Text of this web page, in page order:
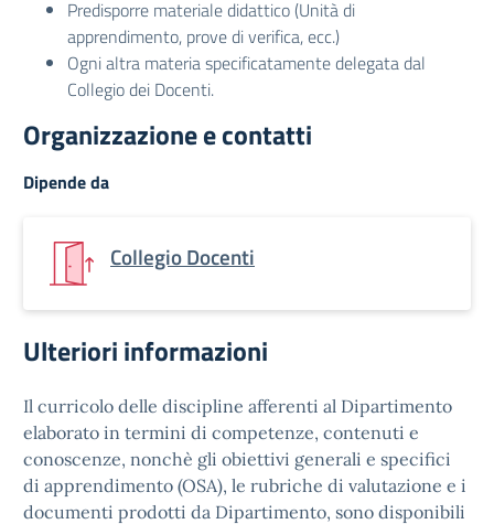
Predisporre materiale didattico (Unità di
apprendimento, prove di verifica, ecc.)
Ogni altra materia specificatamente delegata dal
Collegio dei Docenti.
Organizzazione e contatti
Dipende da
Collegio Docenti
Ulteriori informazioni
Il curricolo delle discipline afferenti al Dipartimento
elaborato in termini di competenze, contenuti e
conoscenze, nonchè gli obiettivi generali e specifici
di apprendimento (OSA), le rubriche di valutazione e i
documenti prodotti da Dipartimento, sono disponibili